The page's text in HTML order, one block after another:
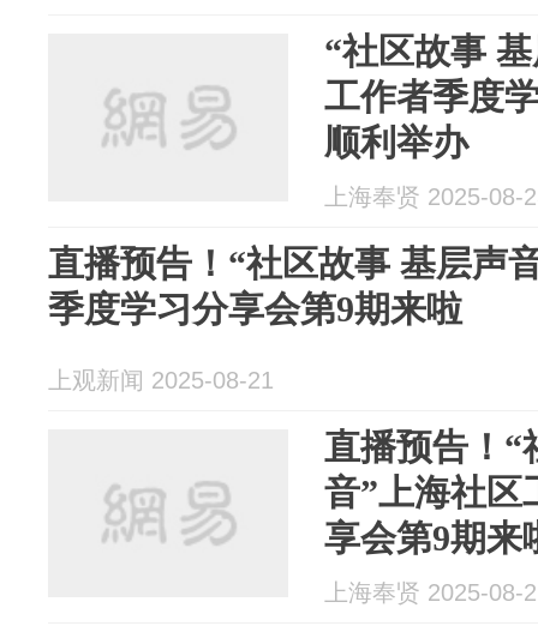
“社区故事
工作者季度
顺利举办
上海奉贤 2025-08-
直播预告！“社区故事 基层声
季度学习分享会第9期来啦
上观新闻 2025-08-21
直播预告！“
音”上海社区
享会第9期来
上海奉贤 2025-08-